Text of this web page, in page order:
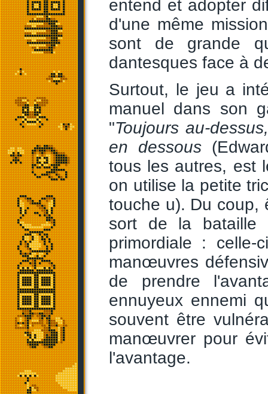
entend et adopter
d'une même
sont de grande
dantesques face à
Surtout, le jeu a
manuel dans son
"Toujours au-
en dessous
tous les autres, est
on utilise la petite
touche u). Du coup,
sort de la bataille
primordiale : celle-
manœuvres
de prendre
ennuyeux ennemi
souvent être
manœuvrer pour
l'avantage.